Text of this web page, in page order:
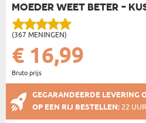
MOEDER WEET BETER -
(367 MENINGEN)
€ 16,99
Bruto prijs
GEGARANDEERDE LEVERING
OP EEN RIJ BESTELLEN: 22